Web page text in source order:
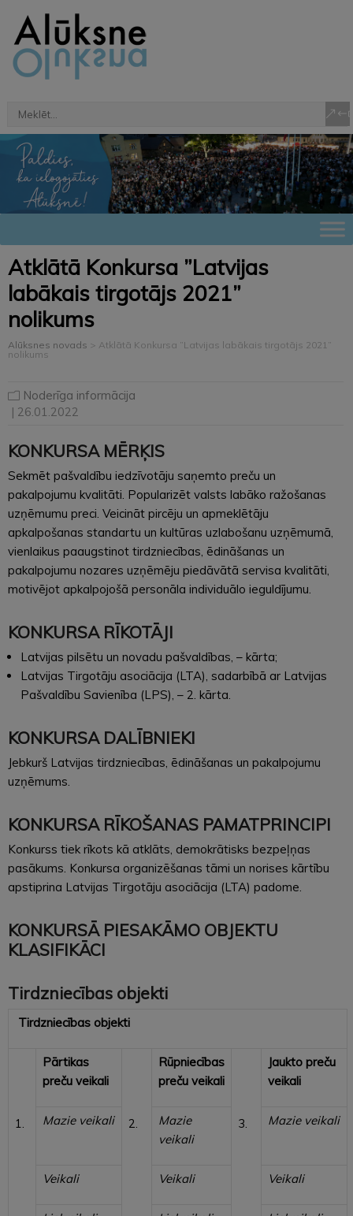
Atklātā Konkursa ”Latvijas
labākais tirgotājs 2021”
nolikums
Alūksnes novads > Atklātā Konkursa ”Latvijas labākais tirgotājs 2021”
nolikums
Noderīga informācija
| 26.01.2022
KONKURSA MĒRĶIS
Sekmēt pašvaldību iedzīvotāju saņemto preču un
pakalpojumu kvalitāti. Popularizēt valsts labāko ražošanas
uzņēmumu preci. Veicināt pircēju un apmeklētāju
apkalpošanas standartu un kultūras uzlabošanu uzņēmumā,
vienlaikus paaugstinot tirdzniecības, ēdināšanas un
pakalpojumu nozares uzņēmēju piedāvātā servisa kvalitāti,
motivējot apkalpojošā personāla individuālo ieguldījumu.
KONKURSA RĪKOTĀJI
Latvijas pilsētu un novadu pašvaldības, – kārta;
Latvijas Tirgotāju asociācija (LTA), sadarbībā ar Latvijas
Pašvaldību Savienība (LPS), – 2. kārta.
KONKURSA DALĪBNIEKI
Jebkurš Latvijas tirdzniecības, ēdināšanas un pakalpojumu
uzņēmums.
KONKURSA RĪKOŠANAS PAMATPRINCIPI
Konkurss tiek rīkots kā atklāts, demokrātisks bezpeļņas
pasākums. Konkursa organizēšanas tāmi un norises kārtību
apstiprina Latvijas Tirgotāju asociācija (LTA) padome.
KONKURSĀ PIESAKĀMO OBJEKTU
KLASIFIKĀCI
Tirdzniecības objekti
Tirdzniecības objekti
1.
Pārtikas
preču veikali
2.
Rūpniecības
preču veikali
3.
Jaukto preču
veikali
Mazie veikali
Mazie
veikali
Mazie veikali
Veikali Veikali Veikali